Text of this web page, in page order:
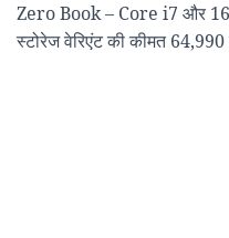
Zero Book – Core i7 और 16
स्टोरेज वेरिएंट की कीमत